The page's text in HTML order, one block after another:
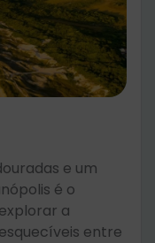
e um
é o
a
entre